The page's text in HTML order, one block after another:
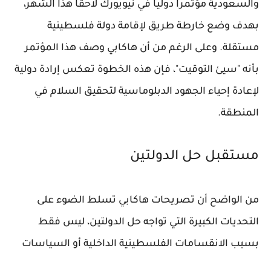
والسعودية مؤتمراً دولياً في نيويورك لاحقاً هذا الشهر،
بهدف وضع خارطة طريق لإقامة دولة فلسطينية
مستقلة. وعلى الرغم من أن هاكابي وصف هذا المؤتمر
بأنه "سيئ التوقيت"، فإن هذه الخطوة تعكس إرادة دولية
لإعادة إحياء الجهود الدبلوماسية لتحقيق السلام في
المنطقة.
مستقبل حل الدولتين
من الواضح أن تصريحات هاكابي تسلط الضوء على
التحديات الكبيرة التي تواجه حل الدولتين، ليس فقط
بسبب الانقسامات الفلسطينية الداخلية أو السياسات